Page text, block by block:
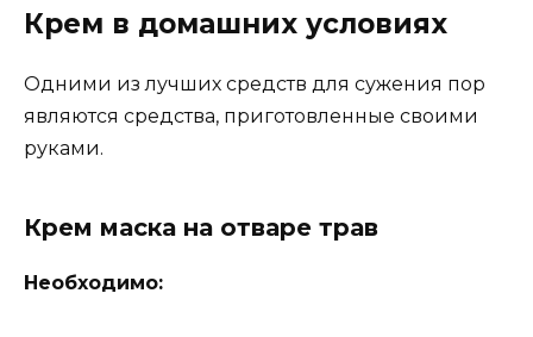
Крем в домашних условиях
Одними из лучших средств для сужения пор
являются средства, приготовленные своими
руками.
Крем маска на отваре трав
Необходимо: